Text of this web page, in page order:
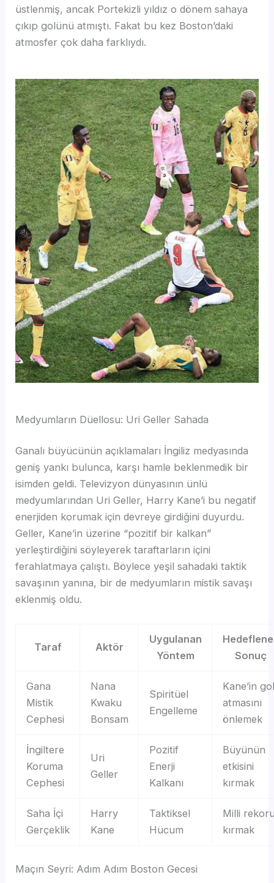
üstlenmiş, ancak Portekizli yıldız o dönem sahaya
çıkıp golünü atmıştı. Fakat bu kez Boston’daki
atmosfer çok daha farklıydı.
Medyumların Düellosu: Uri Geller Sahada
Ganalı büyücünün açıklamaları İngiliz medyasında
geniş yankı bulunca, karşı hamle beklenmedik bir
isimden geldi. Televizyon dünyasının ünlü
medyumlarından Uri Geller, Harry Kane’i bu negatif
enerjiden korumak için devreye girdiğini duyurdu.
Geller, Kane’in üzerine “pozitif bir kalkan”
yerleştirdiğini söyleyerek taraftarların içini
ferahlatmaya çalıştı. Böylece yeşil sahadaki taktik
savaşının yanına, bir de medyumların mistik savaşı
eklenmiş oldu.
Taraf Aktör
Uygulanan
Yöntem
Sonuç
Gana
Mistik
Cephesi
Nana
Kwaku
Bonsam
Spiritüel
Engelleme
Kane’in gol
atmasını
önlemek
İngiltere
Koruma
Cephesi
Uri
Geller
Pozitif
Enerji
Kalkanı
Büyünün
etkisini
kırmak
Saha İçi
Gerçeklik
Harry
Kane
Taktiksel
Hücum
Milli
kırmak
Maçın Seyri: Adım Adım Boston Gecesi